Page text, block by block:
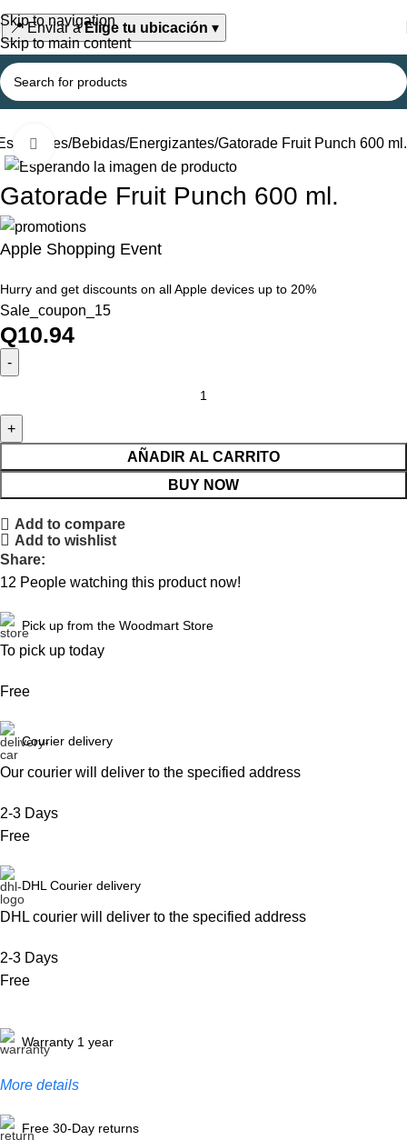
Skip to navigation
Skip to main content
📍 Enviar a Elige tu ubicación ▾
Bebidas Energizantes Gatorade Fruit Punch 600 ml.
Click to enlarge
Gatorade Fruit Punch 600 ml.
Apple Shopping Event
Hurry and get discounts on all Apple devices up to 20%
Sale_coupon_15
Q10.94
AÑADIR AL CARRITO
BUY NOW
Add to compare
Add to wishlist
Share:
12 People watching this product now!
Pick up from the Woodmart Store
To pick up today
Free
Courier delivery
Our courier will deliver to the specified address
2-3 Days
Free
DHL Courier delivery
DHL courier will deliver to the specified address
2-3 Days
Free
Warranty 1 year
More details
Free 30-Day returns